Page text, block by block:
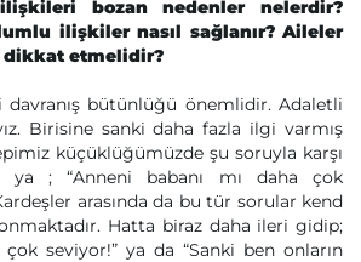
bozan nedenler nelerdir?
ilişkiler nasıl sağlanır? Aileler
dikkat etmelidir?
davranış bütünlüğü önemlidir. Adaletli
Birisine sanki daha fazla ilgi varmış
küçüklüğümüzde şu soruyla karşı
ya ; “Anneni babanı mı daha çok
arasında da bu tür sorular kend
Hatta biraz daha ileri gidip;
seviyor!” ya da “Sanki ben onların